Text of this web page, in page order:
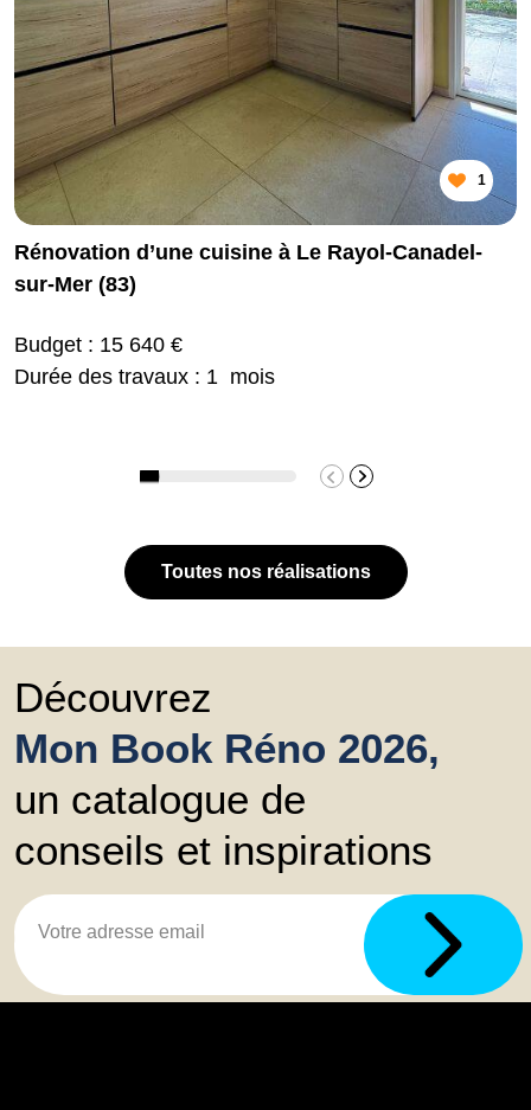
1
Rénovation d’une cuisine à Le Rayol-Canadel-
sur-Mer (83)
Budget : 15 640 €
Durée des travaux : 1 mois
Toutes nos réalisations
Découvrez
Mon Book Réno 2026,
un catalogue de
conseils et inspirations